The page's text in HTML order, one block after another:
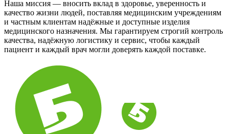
Наша миссия — вносить вклад в здоровье, уверенность и
качество жизни людей, поставляя медицинским учреждениям
и частным клиентам надёжные и доступные изделия
медицинского назначения. Мы гарантируем строгий контроль
качества, надёжную логистику и сервис, чтобы каждый
пациент и каждый врач могли доверять каждой поставке.